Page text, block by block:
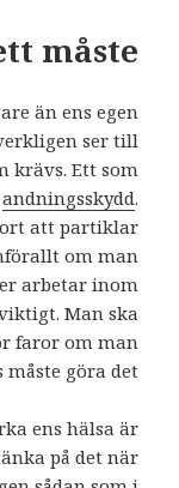
måste
än ens egen
ser till
krävs. Ett som
andningsskydd.
att partiklar
om man
arbetar inom
Man ska
faror om man
göra det.
ens hälsa är
på det när